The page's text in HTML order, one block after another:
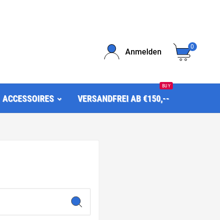
Anmelden
0
ACCESSOIRES VERSANDFREI AB €150,--
BUY